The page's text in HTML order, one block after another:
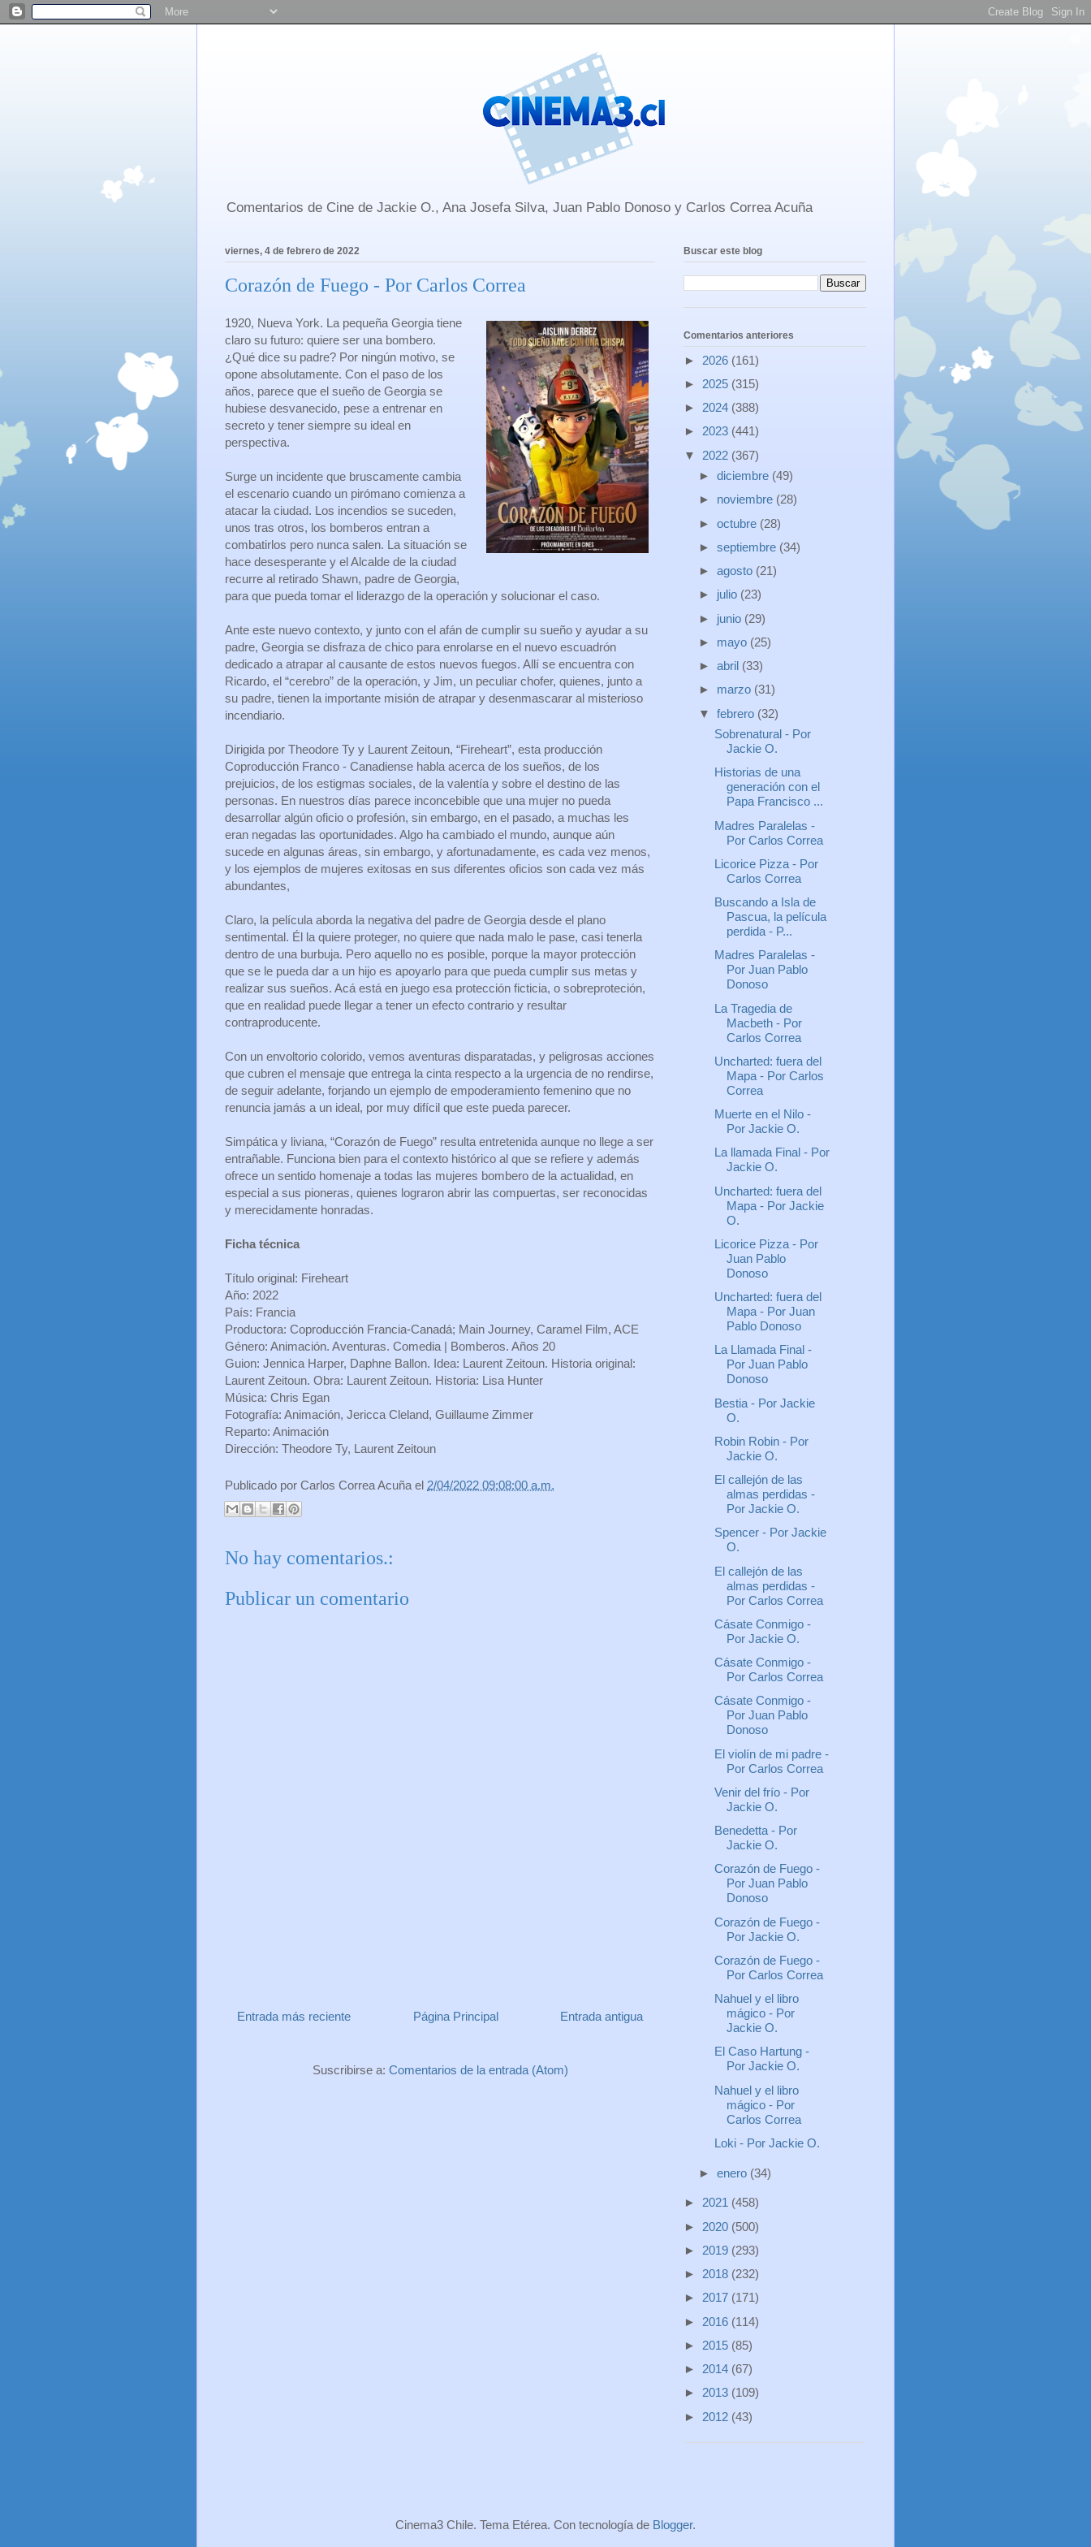
Comentarios de Cine de Jackie O., Ana Josefa Silva, Juan Pablo Donoso y Carlos Correa Acuña
viernes, 4 de febrero de 2022
Corazón de Fuego - Por Carlos Correa
1920, Nueva York. La pequeña Georgia tiene
claro su futuro: quiere ser una bombero.
¿Qué dice su padre? Por ningún motivo, se
opone absolutamente. Con el paso de los
años, parece que el sueño de Georgia se
hubiese desvanecido, pese a entrenar en
secreto y tener siempre su ideal en
perspectiva.
Surge un incidente que bruscamente cambia
el escenario cuando un pirómano comienza a
atacar la ciudad. Los incendios se suceden,
unos tras otros, los bomberos entran a
combatirlos pero nunca salen. La situación se
hace desesperante y el Alcalde de la ciudad
recurre al retirado Shawn, padre de Georgia,
para que pueda tomar el liderazgo de la operación y solucionar el caso.
Ante este nuevo contexto, y junto con el afán de cumplir su sueño y ayudar a su
padre, Georgia se disfraza de chico para enrolarse en el nuevo escuadrón
dedicado a atrapar al causante de estos nuevos fuegos. Allí se encuentra con
Ricardo, el “cerebro” de la operación, y Jim, un peculiar chofer, quienes, junto a
su padre, tienen la importante misión de atrapar y desenmascarar al misterioso
incendiario.
Dirigida por Theodore Ty y Laurent Zeitoun, “Fireheart”, esta producción
Coproducción Franco - Canadiense habla acerca de los sueños, de los
prejuicios, de los estigmas sociales, de la valentía y sobre el destino de las
personas. En nuestros días parece inconcebible que una mujer no pueda
desarrollar algún oficio o profesión, sin embargo, en el pasado, a muchas les
eran negadas las oportunidades. Algo ha cambiado el mundo, aunque aún
sucede en algunas áreas, sin embargo, y afortunadamente, es cada vez menos,
y los ejemplos de mujeres exitosas en sus diferentes oficios son cada vez más
abundantes,
Claro, la película aborda la negativa del padre de Georgia desde el plano
sentimental. Él la quiere proteger, no quiere que nada malo le pase, casi tenerla
dentro de una burbuja. Pero aquello no es posible, porque la mayor protección
que se le pueda dar a un hijo es apoyarlo para que pueda cumplir sus metas y
realizar sus sueños. Acá está en juego esa protección ficticia, o sobreproteción,
que en realidad puede llegar a tener un efecto contrario y resultar
contraproducente.
Con un envoltorio colorido, vemos aventuras disparatadas, y peligrosas acciones
que cubren el mensaje que entrega la cinta respecto a la urgencia de no rendirse,
de seguir adelante, forjando un ejemplo de empoderamiento femenino que no
renuncia jamás a un ideal, por muy difícil que este pueda parecer.
Simpática y liviana, “Corazón de Fuego” resulta entretenida aunque no llege a ser
entrañable. Funciona bien para el contexto histórico al que se refiere y además
ofrece un sentido homenaje a todas las mujeres bombero de la actualidad, en
especial a sus pioneras, quienes lograron abrir las compuertas, ser reconocidas
y merecidamente honradas.
Ficha técnica
Título original: Fireheart
Año: 2022
País: Francia
Productora: Coproducción Francia-Canadá; Main Journey, Caramel Film, ACE
Género: Animación. Aventuras. Comedia | Bomberos. Años 20
Guion: Jennica Harper, Daphne Ballon. Idea: Laurent Zeitoun. Historia original:
Laurent Zeitoun. Obra: Laurent Zeitoun. Historia: Lisa Hunter
Música: Chris Egan
Fotografía: Animación, Jericca Cleland, Guillaume Zimmer
Reparto: Animación
Dirección: Theodore Ty, Laurent Zeitoun
Publicado por Carlos Correa Acuña el 2/04/2022 09:08:00 a.m.
No hay comentarios.:
Publicar un comentario
Entrada más reciente Entrada antigua
Página Principal
Suscribirse a: Comentarios de la entrada (Atom)
Buscar este blog
Comentarios anteriores
► 2026 (161)
► 2025 (315)
► 2024 (388)
► 2023 (441)
▼ 2022 (367)
► diciembre (49)
► noviembre (28)
► octubre (28)
► septiembre (34)
► agosto (21)
► julio (23)
► junio (29)
► mayo (25)
► abril (33)
► marzo (31)
▼ febrero (32)
Sobrenatural - Por
Jackie O.
Historias de una
generación con el
Papa Francisco ...
Madres Paralelas -
Por Carlos Correa
Licorice Pizza - Por
Carlos Correa
Buscando a Isla de
Pascua, la película
perdida - P...
Madres Paralelas -
Por Juan Pablo
Donoso
La Tragedia de
Macbeth - Por
Carlos Correa
Uncharted: fuera del
Mapa - Por Carlos
Correa
Muerte en el Nilo -
Por Jackie O.
La llamada Final - Por
Jackie O.
Uncharted: fuera del
Mapa - Por Jackie
O.
Licorice Pizza - Por
Juan Pablo
Donoso
Uncharted: fuera del
Mapa - Por Juan
Pablo Donoso
La Llamada Final -
Por Juan Pablo
Donoso
Bestia - Por Jackie
O.
Robin Robin - Por
Jackie O.
El callejón de las
almas perdidas -
Por Jackie O.
Spencer - Por Jackie
O.
El callejón de las
almas perdidas -
Por Carlos Correa
Cásate Conmigo -
Por Jackie O.
Cásate Conmigo -
Por Carlos Correa
Cásate Conmigo -
Por Juan Pablo
Donoso
El violín de mi padre -
Por Carlos Correa
Venir del frío - Por
Jackie O.
Benedetta - Por
Jackie O.
Corazón de Fuego -
Por Juan Pablo
Donoso
Corazón de Fuego -
Por Jackie O.
Corazón de Fuego -
Por Carlos Correa
Nahuel y el libro
mágico - Por
Jackie O.
El Caso Hartung -
Por Jackie O.
Nahuel y el libro
mágico - Por
Carlos Correa
Loki - Por Jackie O.
► enero (34)
► 2021 (458)
► 2020 (500)
► 2019 (293)
► 2018 (232)
► 2017 (171)
► 2016 (114)
► 2015 (85)
► 2014 (67)
► 2013 (109)
► 2012 (43)
Cinema3 Chile. Tema Etérea. Con tecnología de Blogger.